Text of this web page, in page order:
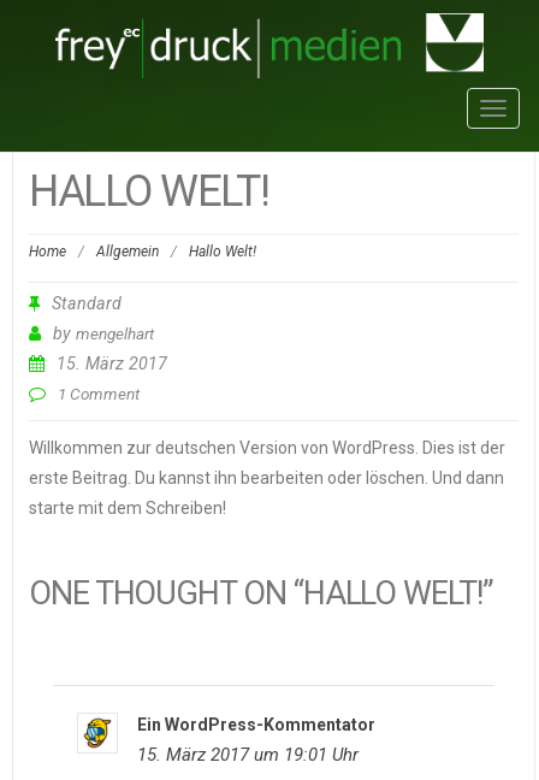
HALLO WELT!
Home / Allgemein / Hallo Welt!
Standard
by mengelhart
15. März 2017
1 Comment
Willkommen zur deutschen Version von WordPress. Dies ist der
erste Beitrag. Du kannst ihn bearbeiten oder löschen. Und dann
starte mit dem Schreiben!
ONE THOUGHT ON “HALLO WELT!”
Ein WordPress-Kommentator
15. März 2017 um 19:01 Uhr